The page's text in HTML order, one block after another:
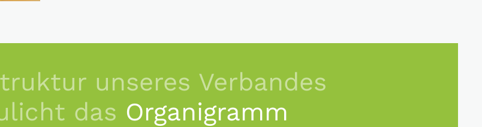
unseres Verbandes
das Organigramm